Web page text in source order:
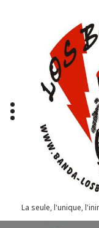
La seule, l'unique,